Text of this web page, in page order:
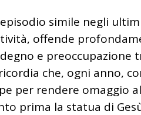
simile negli
offende
e
che, ogni anno,
per rendere omaggio
prima la statua di